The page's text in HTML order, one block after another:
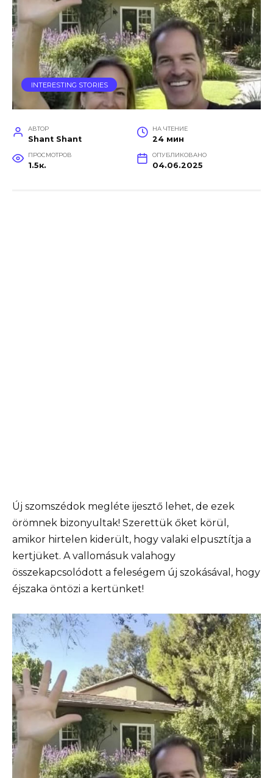
INTERESTING STORIES
АВТОР
Shant Shant
НА ЧТЕНИЕ
24 мин
ПРОСМОТРОВ
1.5к.
ОПУБЛИКОВАНО
04.06.2025
Új szomszédok megléte ijesztő lehet, de ezek
örömnek bizonyultak! Szerettük őket körül,
amikor hirtelen kiderült, hogy valaki elpusztítja a
kertjüket. A vallomásuk valahogy
összekapcsolódott a feleségem új szokásával, hogy
éjszaka öntözi a kertünket!